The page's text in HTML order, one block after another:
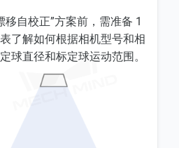
移自校正”方案前，需准备 1
了解如何根据相机型号和相
球直径和标定球运动范围。